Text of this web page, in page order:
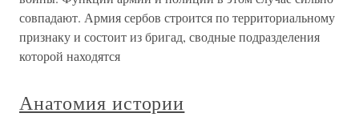
совпадают. Армия сербов строится по территориальному
признаку и состоит из бригад, сводные подразделения
которой находятся
Анатомия истории